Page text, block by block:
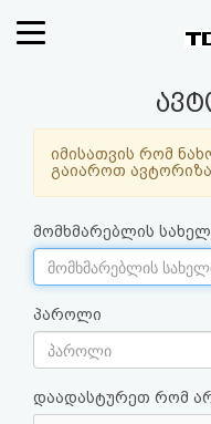
ფოსტა
კითხვა-
პასუხი
ავტორიზაცია
რეგისტრაცია
იმისათვის რომ
გაიაროთ
მომხმარებლის
პაროლი
დაადასტურეთ რომ